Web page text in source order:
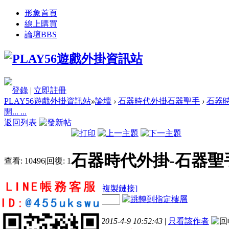
形象首頁
線上購買
論壇BBS
登錄 | 立即註冊
PLAY56遊戲外掛資訊站»論壇 › 石器時代外掛石器聖手 › 石器
開... ...
返回列表
查看: 10496|回復: 1石器時代外掛-石器聖
[複製鏈接]
電梯直達
樓主
發表於 2015-4-9 10:52:43 | 只看該作者